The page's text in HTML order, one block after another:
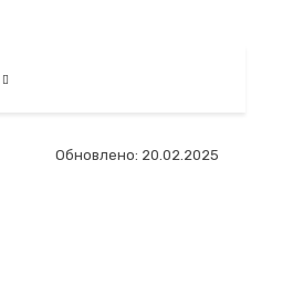
Обновлено: 20.02.2025